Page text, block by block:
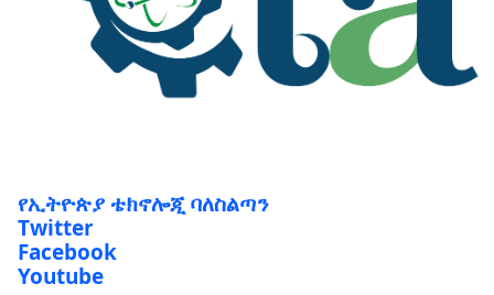
የኢትዮጵያ ቴክኖሎጂ ባለስልጣን
Twitter
Facebook
Youtube